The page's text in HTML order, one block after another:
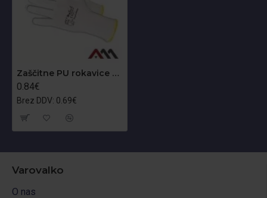
Zaščitne PU rokavice RNYPU- W
0.84€
Brez DDV: 0.69€
Varovalko
O nas